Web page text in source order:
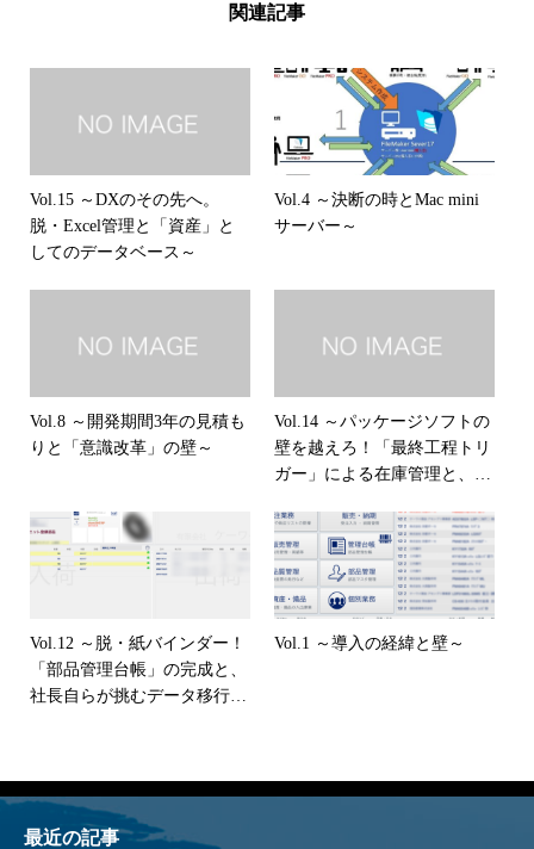
関連記事
Vol.15 ～DXのその先へ。
脱・Excel管理と「資産」と
してのデータベース～
Vol.4 ～決断の時とMac mini
サーバー～
Vol.8 ～開発期間3年の見積も
りと「意識改革」の壁～
Vol.14 ～パッケージソフトの
壁を越えろ！「最終工程トリ
ガー」による在庫管理と、開
テージ～
Vol.12 ～脱・紙バインダー！
「部品管理台帳」の完成と、
社長自らが挑むデータ移行の
Vol.1 ～導入の経緯と壁～
最近の記事